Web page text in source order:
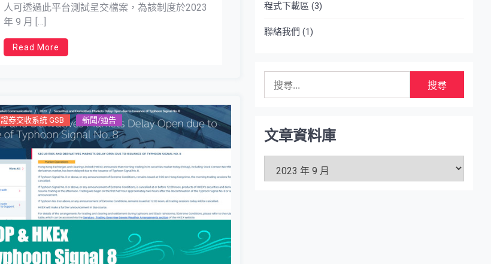
人可透過此平台測試呈交檔案，為該制度於2023
年 9 月 […]
Read More
證券交收系統 GSB 新聞/通告
程式下載區 (3)
聯絡我們 (1)
字:
文章資料庫
資